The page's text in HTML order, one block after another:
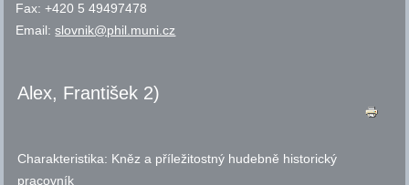
Fax: +420 5 49497478
Email:slovnik@phil.muni.cz
Alex, František 2)
Charakteristika: Kněz a příležitostný hudebně historický
pracovník